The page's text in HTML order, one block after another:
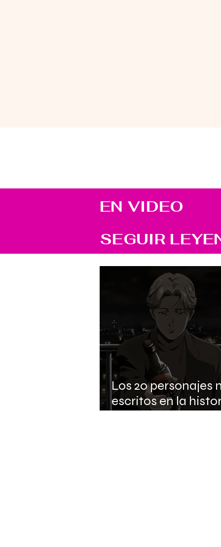
EN VIDEO
SEGUIR
Los 20 personajes
escritos en la